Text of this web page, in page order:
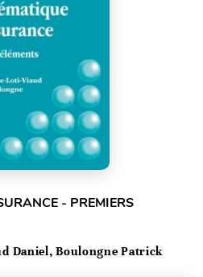
- PREMIERS
Daniel, Boulongne Patrick